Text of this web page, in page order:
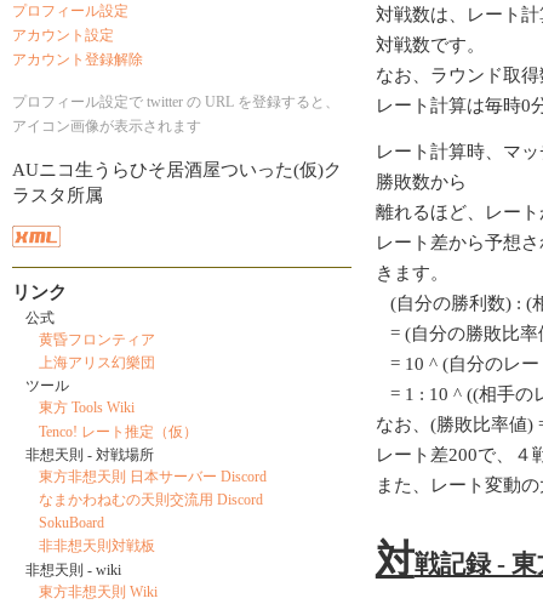
対戦数は、レート
対戦数です。
なお、ラウンド取
レート計算は毎時0
レート計算時、マ
勝敗数から
離れるほど、レー
レート差から予想
きます。
(自分の勝利数) : (
= (自分の勝敗比率
= 10 ^ (自分のレー
= 1 : 10 ^ ((相手の
なお、(勝敗比率値)
レート差200で、４
また、レート変動
対戦記録 -
プロフィール設定
アカウント設定
アカウント登録解除
プロフィール設定で twitter の URL を登録すると、
アイコン画像が表示されます
AUニコ生うらひそ居酒屋ついった(仮)ク
ラスタ所属
リンク
公式
黄昏フロンティア
上海アリス幻樂団
ツール
東方 Tools Wiki
Tenco! レート推定（仮）
非想天則 - 対戦場所
東方非想天則 日本サーバー Discord
なまかわねむの天則交流用 Discord
SokuBoard
非非想天則対戦板
非想天則 - wiki
東方非想天則 Wiki